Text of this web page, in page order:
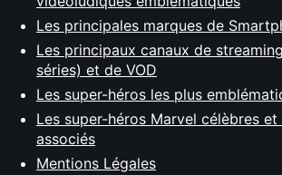
Les principales marques de
Les principaux canaux de
séries) et de VOD
Les super-héros les plus
Les super-héros Marvel célèbres
associés
Mentions Légales